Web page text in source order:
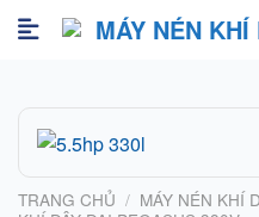
Skip
TRANG CHỦ / MÁY NÉN KHÍ